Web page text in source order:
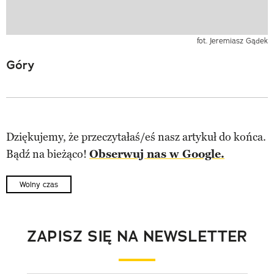
fot. Jeremiasz Gądek
Góry
Dziękujemy, że przeczytałaś/eś nasz artykuł do końca.
Bądź na bieżąco! Obserwuj nas w Google.
Wolny czas
ZAPISZ SIĘ NA NEWSLETTER